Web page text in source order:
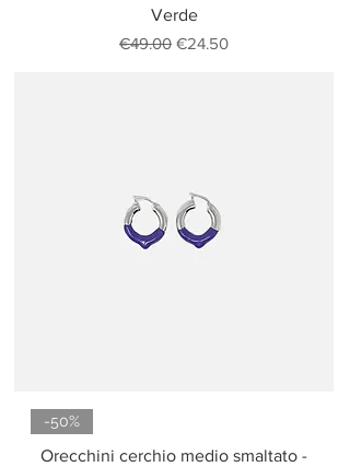
Verde
Regular Price
€49.00 Sale Price
€24.50
-50%
Orecchini cerchio medio smaltato -